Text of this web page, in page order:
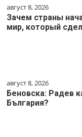
август 8, 2026
Зачем страны
мир, который
август 8, 2026
Беновска: Радев
България?